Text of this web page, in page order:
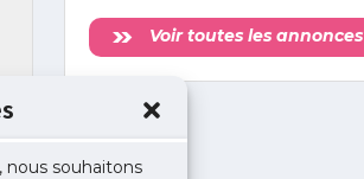
nous souhaitons
Voir toutes les annonces